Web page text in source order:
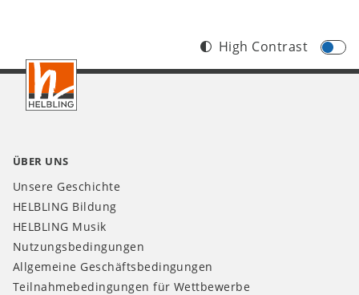
Footer
CH
High Contrast
ÜBER UNS
Unsere Geschichte
HELBLING Bildung
HELBLING Musik
Nutzungsbedingungen
Allgemeine Geschäftsbedingungen
Teilnahmebedingungen für Wettbewerbe